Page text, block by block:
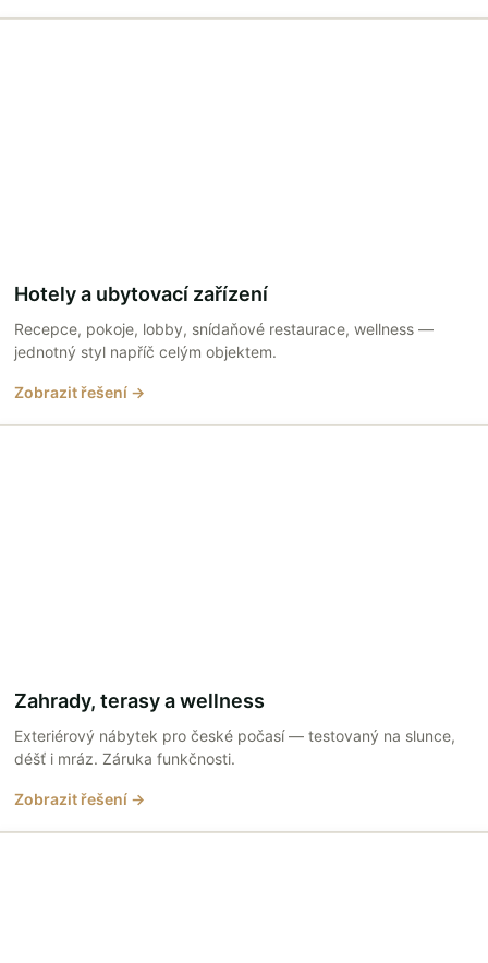
Hotely a ubytovací zařízení
Recepce, pokoje, lobby, snídaňové restaurace, wellness —
jednotný styl napříč celým objektem.
Zobrazit řešení →
Zahrady, terasy a wellness
Exteriérový nábytek pro české počasí — testovaný na slunce,
déšť i mráz. Záruka funkčnosti.
Zobrazit řešení →